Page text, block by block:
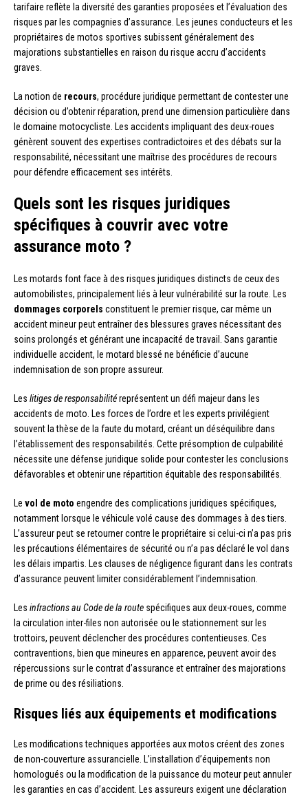
tarifaire reflète la diversité des garanties proposées et l’évaluation des
risques par les compagnies d’assurance. Les jeunes conducteurs et les
propriétaires de motos sportives subissent généralement des
majorations substantielles en raison du risque accru d’accidents
graves.
La notion de recours, procédure juridique permettant de contester une
décision ou d’obtenir réparation, prend une dimension particulière dans
le domaine motocycliste. Les accidents impliquant des deux-roues
génèrent souvent des expertises contradictoires et des débats sur la
responsabilité, nécessitant une maîtrise des procédures de recours
pour défendre efficacement ses intérêts.
Quels sont les risques juridiques
spécifiques à couvrir avec votre
assurance moto ?
Les motards font face à des risques juridiques distincts de ceux des
automobilistes, principalement liés à leur vulnérabilité sur la route. Les
dommages corporels constituent le premier risque, car même un
accident mineur peut entraîner des blessures graves nécessitant des
soins prolongés et générant une incapacité de travail. Sans garantie
individuelle accident, le motard blessé ne bénéficie d’aucune
indemnisation de son propre assureur.
Les litiges de responsabilitéreprésentent un défi majeur dans les
accidents de moto. Les forces de l’ordre et les experts privilégient
souvent la thèse de la faute du motard, créant un déséquilibre dans
l’établissement des responsabilités. Cette présomption de culpabilité
nécessite une défense juridique solide pour contester les conclusions
défavorables et obtenir une répartition équitable des responsabilités.
Le vol de moto engendre des complications juridiques spécifiques,
notamment lorsque le véhicule volé cause des dommages à des tiers.
L’assureur peut se retourner contre le propriétaire si celui-ci n’a pas pris
les précautions élémentaires de sécurité ou n’a pas déclaré le vol dans
les délais impartis. Les clauses de négligence figurant dans les contrats
d’assurance peuvent limiter considérablement l’indemnisation.
Les infractions au Code de la route spécifiques aux deux-roues, comme
la circulation inter-files non autorisée ou le stationnement sur les
trottoirs, peuvent déclencher des procédures contentieuses. Ces
contraventions, bien que mineures en apparence, peuvent avoir des
répercussions sur le contrat d’assurance et entraîner des majorations
de prime ou des résiliations.
Risques liés aux équipements et modifications
Les modifications techniques apportées aux motos créent des zones
de non-couverture assurancielle. L’installation d’équipements non
homologués ou la modification de la puissance du moteur peut annuler
les garanties en cas d’accident. Les assureurs exigent une déclaration